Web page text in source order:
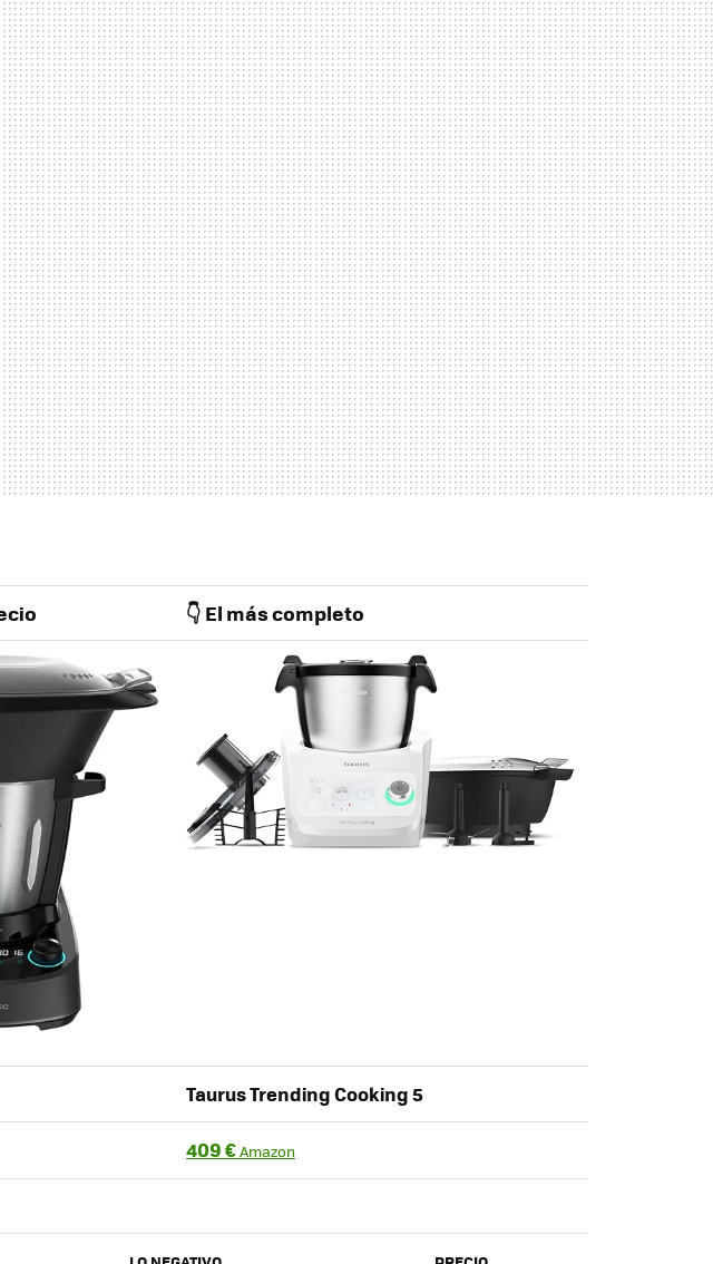
👇 El más completo
Taurus Trending Cooking 5
409 €Amazon